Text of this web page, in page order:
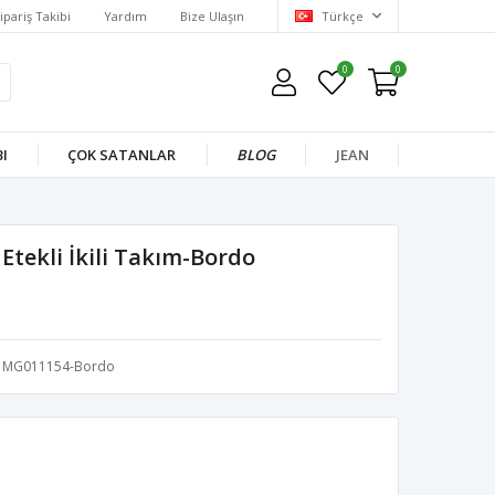
Takibi Yardım Bize Ulaşın Türkçe
0 0
ÇOK SATANLAR BLOG JEAN
İkili Takım-Bordo
MG011154-Bordo